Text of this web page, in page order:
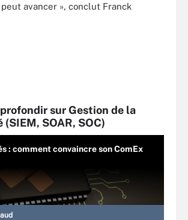
avancer », conclut Franck
sur Gestion de la
SOAR, SOC)
: comment convaincre son ComEx